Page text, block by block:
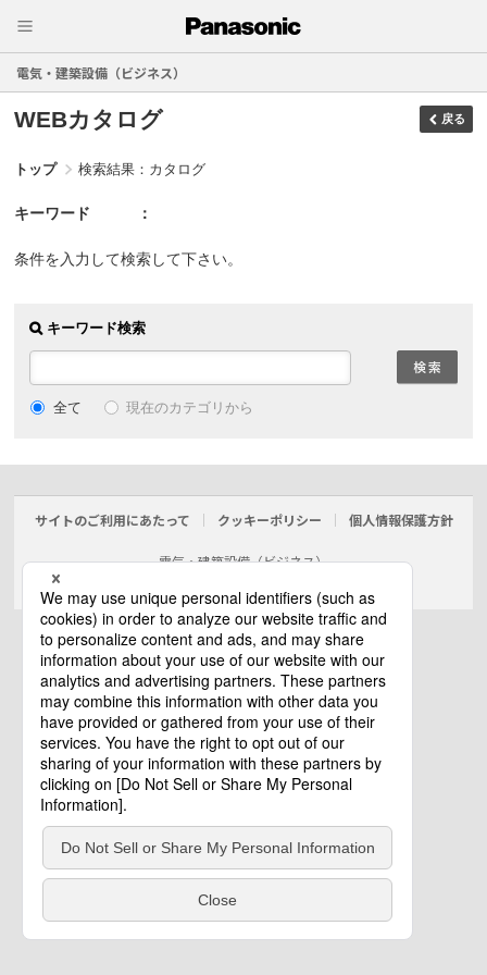
電気・建築設備（ビジネス）
WEBカタログ 戻る
トップ 検索結果：カタログ
キーワード
条件を入力して検索して下さい。
キーワード検索
全て 現在のカテゴリから
サイトのご利用にあたって クッキーポリシー 個人情報保護方針
電気・建築設備（ビジネス）